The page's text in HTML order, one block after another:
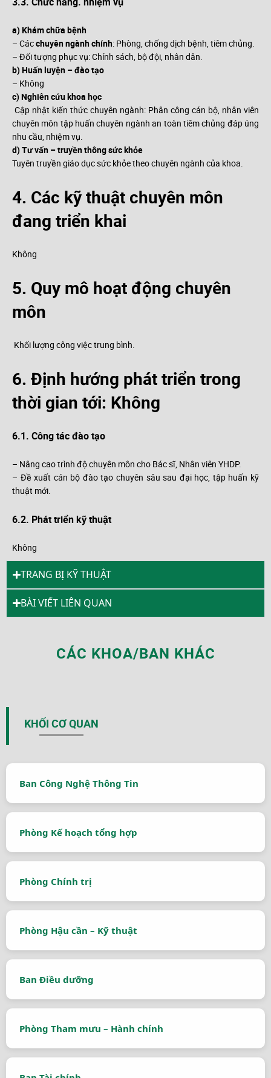
a) Khám chữa bệnh
– Cácchuyên ngành chính: Phòng, chống dịch bệnh, tiêm chủng.
– Đối tượng phục vụ: Chính sách, bộ đội, nhân dân.
b) Huấn luyện – đào tạo
– Không
c) Nghiên cứu khoa học
Cập nhật kiến thức chuyên ngành: Phân công cán bộ, nhân viên
chuyên môn tập huấn chuyên ngành an toàn tiêm chủng đáp úng
nhu cầu, nhiệm vụ.
d) Tư vấn – truyền thông sức khỏe
Tuyên truyền giáo dục sức khỏe theo chuyên ngành của khoa.
4. Các kỹ thuật chuyên môn
đang triển khai
Không
5. Quy mô hoạt động chuyên
môn
Khối lượng công việc trung bình.
6. Định hướng phát triển trong
thời gian tới: Không
6.1. Công tác đào tạo
– Nâng cao trình độ chuyên môn cho Bác sĩ, Nhân viên YHDP.
– Đề xuất cán bộ đào tạo chuyên sâu sau đại học, tập huấn kỹ
thuật mới.
6.2. Phát triển kỹ thuật
Không
TRANG BỊ KỸ THUẬT
BÀI VIẾT LIÊN QUAN
CÁC KHOA/BAN KHÁC
KHỐI CƠ QUAN
Ban Công Nghệ Thông Tin
Phòng Kế hoạch tổng hợp
Phòng Chính trị
Phòng Hậu cần – Kỹ thuật
Ban Điều dưỡng
Phòng Tham mưu – Hành chính